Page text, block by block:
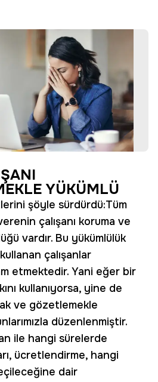
YÜKÜMLÜ
şöyle sürdürdü:Tüm
çalışanı koruma ve
vardır. Bu yükümlülük
kullanan çalışanlar
etmektedir. Yani eğer bir
kullanıyorsa, yine de
ve gözetlemekle
düzenlenmiştir.
ile hangi sürelerde
ücretlendirme, hangi
dair